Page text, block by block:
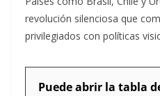
revolución silenciosa que
privilegiados con políticas
Puede abrir la tabla